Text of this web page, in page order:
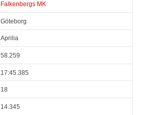
Falkenbergs MK
Göteborg
Aprilia
58.259
17:45.385
18
14.345